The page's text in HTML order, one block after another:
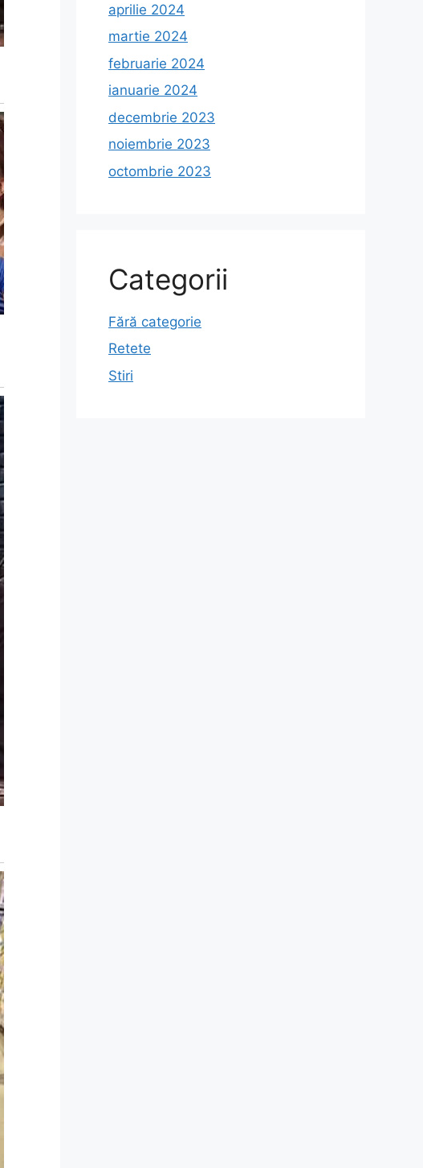
aprilie 2024
martie 2024
februarie 2024
ianuarie 2024
decembrie 2023
noiembrie 2023
octombrie 2023
Categorii
Fără categorie
Retete
Stiri